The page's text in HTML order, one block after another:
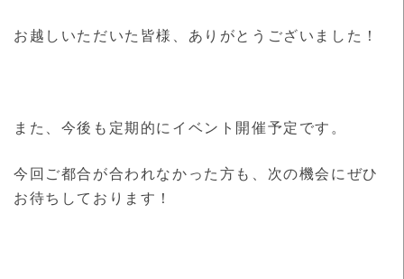
お越しいただいた皆様、ありがとうございました！
また、今後も定期的にイベント開催予定です。
今回ご都合が合われなかった方も、次の機会にぜひ
お待ちしております！